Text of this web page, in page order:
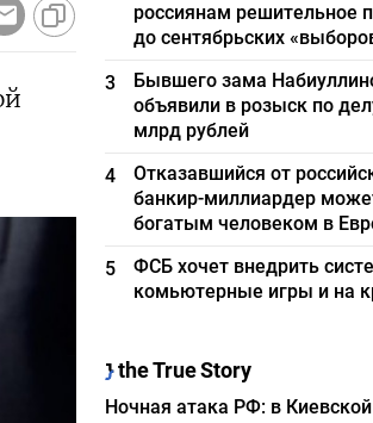
россиянам решительное
до сентябрьских
3
Бывшего зама
объявили в розыск по
млрд рублей
4
Отказавшийся от
банкир-миллиардер
богатым человеком в
5
ФСБ хочет внедрить
комьютерные игры и на